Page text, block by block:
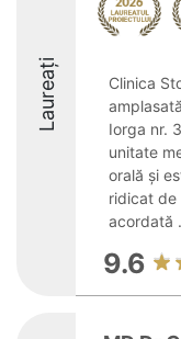
Laureați
Clinica
Iorga nr.
unitate
orală și
ridicat de
acordată
9.6